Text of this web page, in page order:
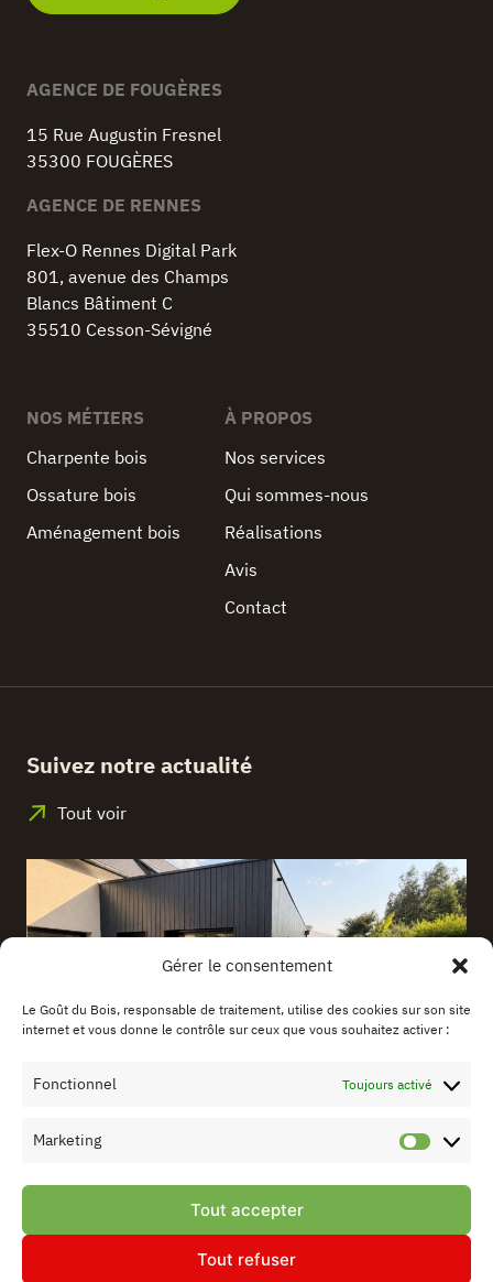
Gérer le consentement
Le Goût du Bois, responsable de traitement, utilise des cookies sur son site
internet et vous donne le contrôle sur ceux que vous souhaitez activer :
Fonctionnel Toujours activé
Marketing
Tout accepter
Tout refuser
AGENCE DE FOUGÈRES
15 Rue Augustin Fresnel
35300 FOUGÈRES
AGENCE DE RENNES
Flex-O Rennes Digital Park
801, avenue des Champs
Blancs Bâtiment C
35510 Cesson-Sévigné
NOS MÉTIERS
Charpente bois
Ossature bois
Aménagement bois
À PROPOS
Nos services
Qui sommes-nous
Réalisations
Avis
Contact
Suivez notre actualité
Tout voir
EXTENSION EN OSSATURE BOIS : UNE SOLUTION IDÉALE